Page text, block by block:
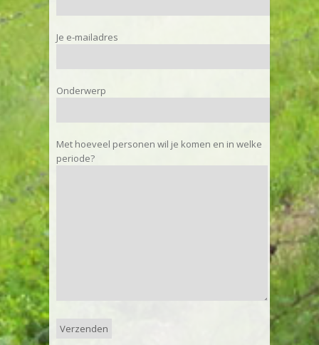
Je e-mailadres
Onderwerp
Met hoeveel personen wil je komen en in welke
periode?